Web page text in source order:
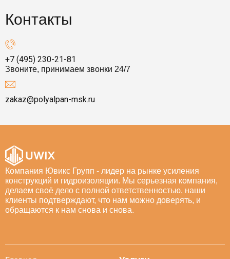
Контакты
+7 (495) 230-21-81
Звоните, принимаем звонки 24/7
zakaz@polyalpan-msk.ru
Компания Ювикс Групп - лидер на рынке усиления
конструкций и гидроизоляции. Мы серьезная компания,
делаем своё дело с полной ответственностью, наши
клиенты подтверждают, что нам можно доверять, и
обращаются к нам снова и снова.